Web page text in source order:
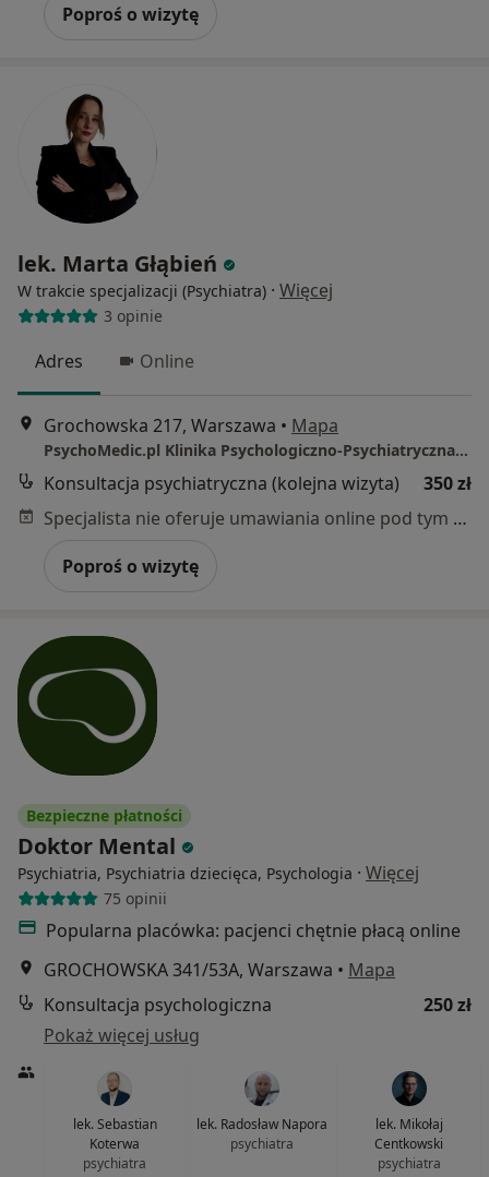
Poproś o wizytę
lek. Marta Głąbień
W trakcie specjalizacji (Psychiatra) · Więcej
3 opinie
Adres Online
Grochowska 217, Warszawa • Mapa
PsychoMedic.pl Klinika Psychologiczno-Psychiatryczna Warszawa ul. Grochowska 217 (Rondo Wiatraczna)
Konsultacja psychiatryczna (kolejna wizyta)
350 zł
Specjalista nie oferuje umawiania online pod tym adresem.
Poproś o wizytę
Bezpieczne płatności
Doktor Mental
Psychiatria, Psychiatria dziecięca, Psychologia · Więcej
75 opinii
Popularna placówka: pacjenci chętnie płacą online
GROCHOWSKA 341/53A, Warszawa • Mapa
Konsultacja psychologiczna
250 zł
Pokaż więcej usług
lek. Sebastian
Koterwa
psychiatra
lek. Radosław Napora
psychiatra
lek. Mikołaj
Centkowski
psychiatra